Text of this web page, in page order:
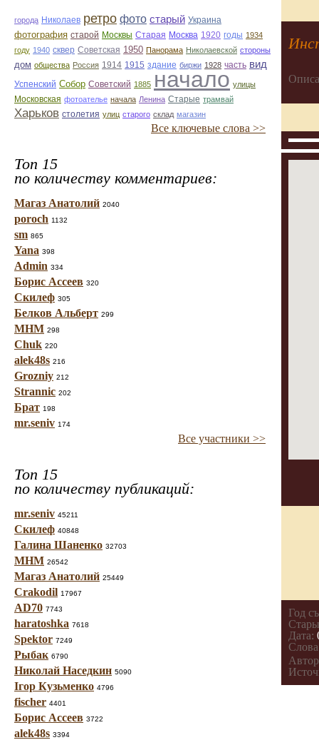
города Николаев ретро фото старый Украина
фотография старой Москвы Старая Москва 1920 годы 1934
году 1940 сквер Советская 1950 Панорама Николаевской стороны
дом общества Россия 1914 1915 здание биржи 1928 часть вид
Успенский Собор Советский 1885 начало улицы
Московская фотоателье начала Ленина Старые трамвай
Харьков столетия улиц старого склад магазин
Все ключевые слова >>
Топ 15
по количеству комментариев:
Магаз Анатолий 2040
poroch 1132
sm 865
Yana 398
Admin 334
Борис Ассеев 320
Скилеф 305
Белков Альберт 299
МНМ 298
Chuk 220
alek48s 216
Grozniy 212
Strannic 202
Брат 198
mr.seniv 174
Все участники >>
Топ 15
по количеству публикаций:
mr.seniv 45211
Скилеф 40848
Галина Шаненко 32703
МНМ 26542
Магаз Анатолий 25449
Crakodil 17967
AD70 7743
haratoshka 7618
Spektor 7249
Рыбак 6790
Николай Наседкин 5090
Ігор Кузьменко 4796
fischer 4401
Борис Ассеев 3722
alek48s 3394
Год
Дата: